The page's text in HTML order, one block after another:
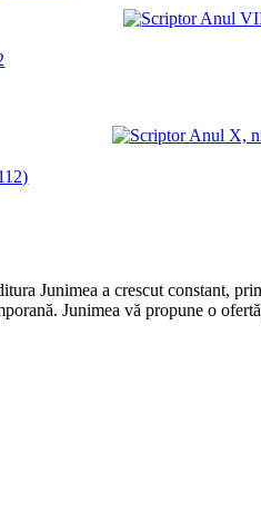
Junimea a crescut constant,
Junimea vă propune o